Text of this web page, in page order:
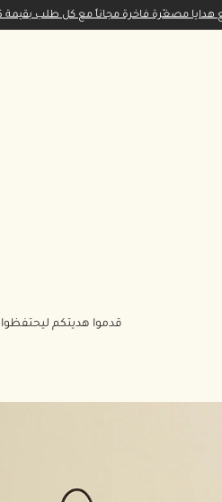
فاخرة مجاناً مع كل طلب بقيمة 65 ديناراً كويتياً أو أكثر.
قدموا هديتكم